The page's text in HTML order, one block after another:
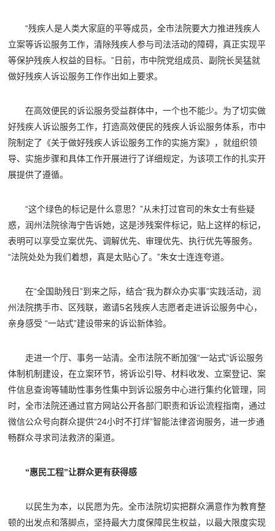
“残疾人是人类大家庭的平等成员，全市法院要大力推进残疾人
立案等诉讼服务工作，清除残疾人参与司法活动的障碍，真正实现平
等保护残疾人权益的目标。”日前，市中院党组成员、副院长吴猛就
做好残疾人诉讼服务工作作出如上要求。
在高效便民的诉讼服务受益群体中，一个也不能少。为了切实做
好残疾人诉讼服务工作，打造高效便民的残疾人诉讼服务体系，市中
院制定了《关于做好残疾人诉讼服务工作的实施方案》，就组织领
导、实施步骤和具体工作开展进行了详细规定，为该项工作的扎实开
展提供了遵循。
“这个绿色的标记是什么意思？”从未打过官司的朱女士有些疑
惑，润州法院徐海宁告诉她，这是涉残案件标记，贴上这样的标记，
表明可以享受立案优先、调解优先、审理优先、执行优先等服务。
“法院处处为我们着想，真是太贴心了。”朱女士连连夸道。
在“全国助残日”到来之际，结合“我为群众办实事”实践活动，润
州法院携手市、区残联，邀请5名残疾人志愿者走进诉讼服务中心，
亲身感受 “一站式”建设带来的诉讼新体验。
走进一个厅、事务一站清。全市法院不断加强“一站式”诉讼服务
体制机制建设，在立案环节，将诉讼引导、材料收发、立案登记、案
件信息查询等辅助性事务性集中到诉讼服务中心进行集约化管理，同
时，全市法院还通过官方网站公开各部门职责和诉讼流程指南，通过
微信公众号向群众提供“24小时不打烊”智能法律咨询服务，进一步通
畅群众寻求司法救济的渠道。
“惠民工程”让群众更有获得感
以民生为本，以民愿为先。全市法院切实把群众满意作为教育整
顿的出发点和落脚点，坚持最大力度保障民生权益，以最大限度实现